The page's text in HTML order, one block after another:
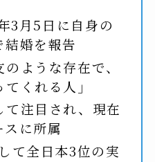
3月5日に自身の
結婚を報告
ような存在で、
くれる人」
て注目され、現在
に所属
て全日本3位の実